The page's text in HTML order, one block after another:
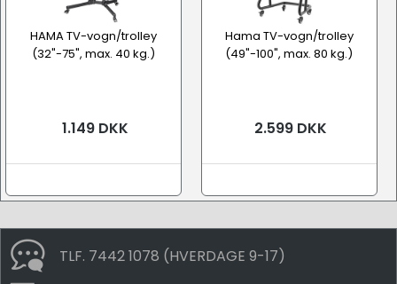
HAMA TV-vogn/trolley
(32"-75", max. 40 kg.)
1.149 DKK
Hama TV-vogn/trolley
(49"-100", max. 80 kg.)
2.599 DKK
TLF. 7442 1078 (HVERDAGE 9-17)